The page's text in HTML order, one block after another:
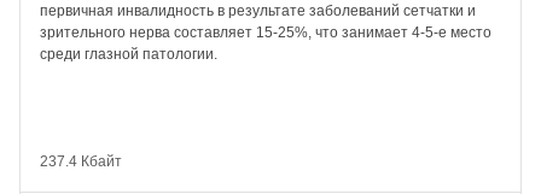
первичная инвалидность в результате заболеваний сетчатки и
зрительного нерва составляет 15-25%, что занимает 4-5-е место
среди глазной патологии.
237.4 Кбайт